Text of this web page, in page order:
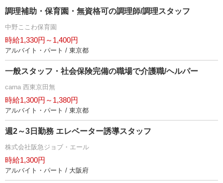
調理補助・保育園・無資格可の調理師/調理スタッフ
中野ここわ保育園
時給1,330円～1,400円
アルバイト・パート / 東京都
一般スタッフ・社会保険完備の職場で介護職/ヘルパー
carna 西東京田無
時給1,300円～1,380円
アルバイト・パート / 東京都
週2～3日勤務 エレベーター誘導スタッフ
株式会社阪急ジョブ・エール
時給1,300円
アルバイト・パート / 大阪府